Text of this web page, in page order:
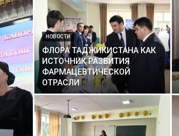
НОВОСТИ
ФЛОРА ТАДЖИКИСТАНА КАК
ИСТОЧНИК РАЗВИТИЯ
ФАРМАЦЕВТИЧЕСКОЙ
ОТРАСЛИ